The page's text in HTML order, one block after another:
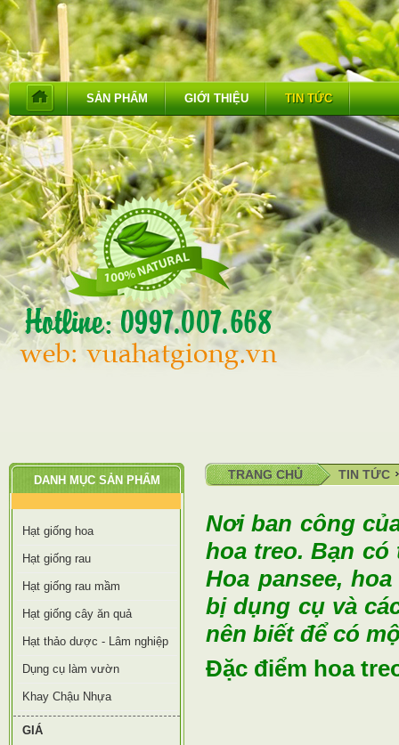
SẢN PHẨM GIỚI THIỆU TIN TỨC
DANH MỤC SẢN PHẨM
Hạt giống hoa
Hạt giống rau
Hạt giống rau mầm
Hạt giống cây ăn quả
Hạt thảo dược - Lâm nghiệp
Dụng cụ làm vườn
Khay Chậu Nhựa
GIÁ
TRANG CHỦ TIN TỨC
Nơi ban công
hoa treo. Bạn
Hoa pansee,
bị dụng cụ và
nên biết để có
Đặc điểm hoa